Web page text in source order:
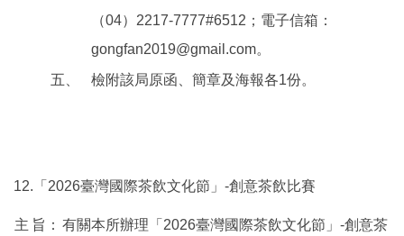
（04）2217-7777#6512；電子信箱：
gongfan2019@gmail.com。
五、
檢附該局原函、簡章及海報各1份。
12.「2026臺灣國際茶飲文化節」-創意茶飲比賽
主 旨： 有關本所辦理「2026臺灣國際茶飲文化節」-創意茶